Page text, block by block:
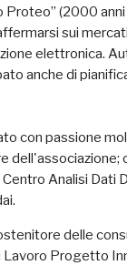
(2000
sui
elettronica.
anche di
con passione
dell'associazione;
Analisi Dati
delle
Lavoro Progetto